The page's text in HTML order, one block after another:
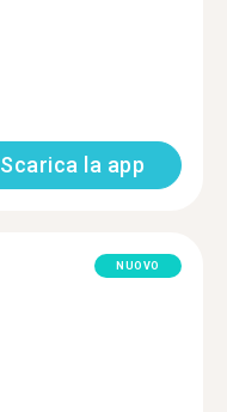
Scarica la app
NUOVO